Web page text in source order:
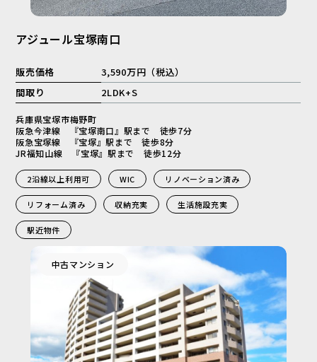
アジュール宝塚南口
販売価格
3,590万円（税込）
間取り
2LDK+S
兵庫県宝塚市梅野町
阪急今津線 『宝塚南口』駅まで 徒歩7分
阪急宝塚線 『宝塚』駅まで 徒歩8分
JR福知山線 『宝塚』駅まで 徒歩12分
2沿線以上利用可 WIC リノベーション済み
リフォーム済み 収納充実 生活施設充実
駅近物件
中古マンション